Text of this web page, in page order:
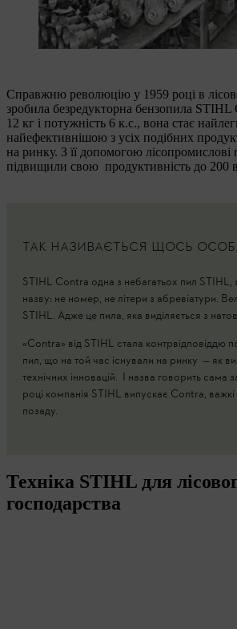
Справжню революцію у 1959 році в
зробила безредукторна бензопила
12 кг і потужність 6 к.с., вона стає
найефективнішою з усіх подібних
на ринку. З її допомогою лісопромислові
підвищили свою продуктивність до 200
ТАК НАЗИВАЄТЬСЯ ЩОСЬ
STIHL Contra одна з небагатьох пил STIHL,
назву: не номер, не літери з абревіатури.
STIHL. Адже це пила, яка виділяється з
«Contra» від STIHL стала контрвідповіддю
пил, що на той час існували на ринку — як
технічних інновацій. І назва говорить сама
році компанія STIHL випускає Contra,
позаду.
Техніка STIHL для
господарства